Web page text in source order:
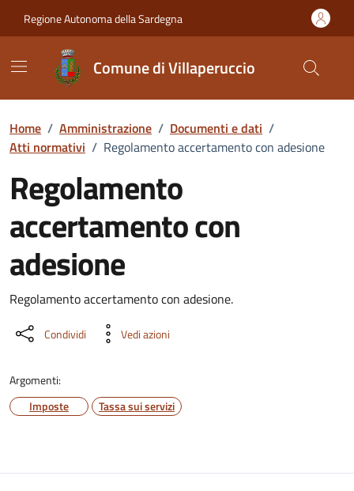
Regione Autonoma della Sardegna
Comune di Villaperuccio
Home / Amministrazione / Documenti e dati /
Atti normativi / Regolamento accertamento con adesione
Regolamento
accertamento con
adesione
Dettaglio del documento
Regolamento accertamento con adesione.
Condividi Vedi azioni
Argomenti:
Imposte
Tassa sui servizi